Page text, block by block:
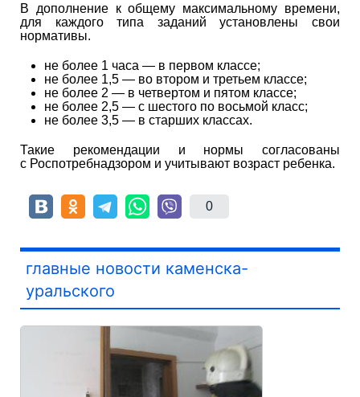
В дополнение к общему максимальному времени,
для каждого типа заданий установлены свои
нормативы.
не более 1 часа — в первом классе;
не более 1,5 — во втором и третьем классе;
не более 2 — в четвертом и пятом классе;
не более 2,5 — с шестого по восьмой класс;
не более 3,5 — в старших классах.
Такие рекомендации и нормы согласованы
с Роспотребнадзором и учитывают возраст ребенка.
0
главные новости каменска-
уральского